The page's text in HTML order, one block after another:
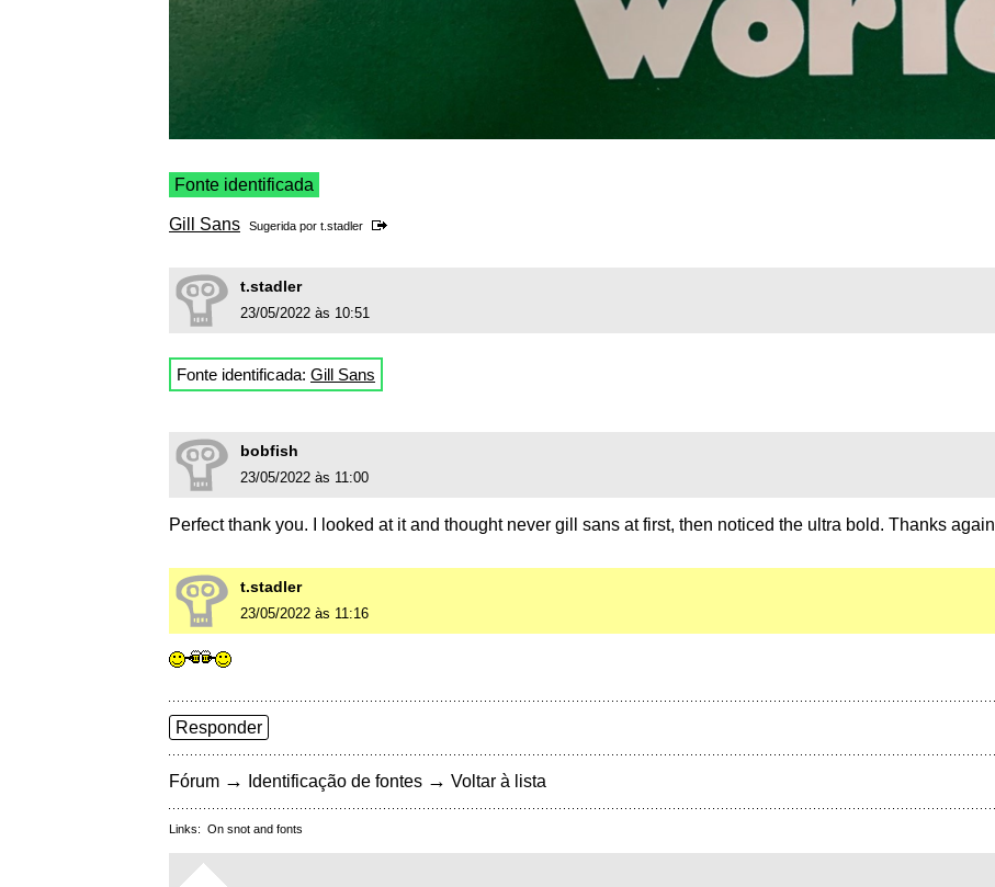
Fonte identificada
Gill Sans Sugerida por t.stadler
t.stadler
23/05/2022 às 10:51
Fonte identificada: Gill Sans
bobfish
23/05/2022 às 11:00
Perfect thank you. I looked at it and thought never gill sans at first, then noticed the ultra bold. Thanks again
t.stadler
23/05/2022 às 11:16
Responder
Fórum → Identificação de fontes → Voltar à lista
Links: On snot and fonts